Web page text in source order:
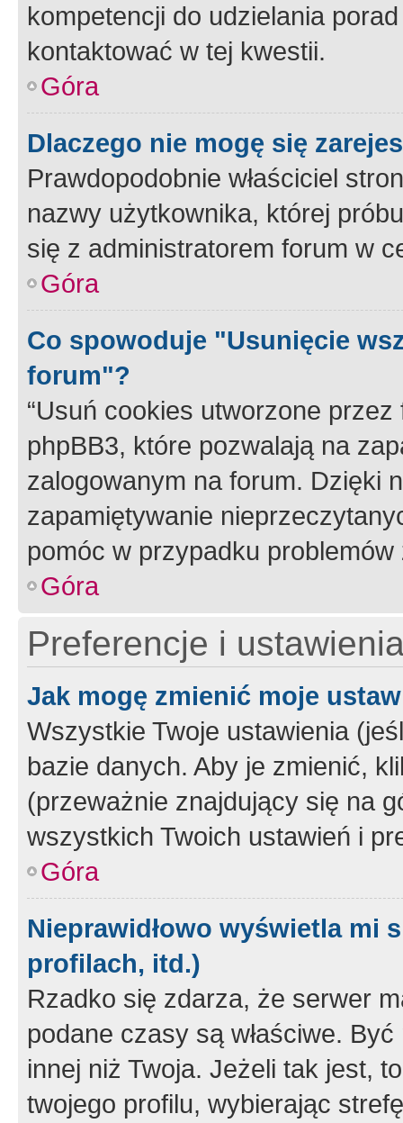
kompetencji do udzielania
kontaktować w tej kwestii.
Góra
Dlaczego nie mogę się
Prawdopodobnie właściciel
nazwy użytkownika, której
się z administratorem forum w
Góra
Co spowoduje "Usunięcie
forum"?
“Usuń cookies utworzone
phpBB3, które pozwalają na
zalogowanym na forum. Dzięki
zapamiętywanie
pomóc w przypadku
Góra
Preferencje i
Jak mogę zmienić moje
Wszystkie Twoje ustawienia
bazie danych. Aby je zmienić,
(przeważnie znajdujący się na
wszystkich Twoich ustawień i
Góra
Nieprawidłowo wyświetla mi
profilach, itd.)
Rzadko się zdarza, że serwer
podane czasy są właściwe.
innej niż Twoja. Jeżeli tak jest,
twojego profilu, wybierając